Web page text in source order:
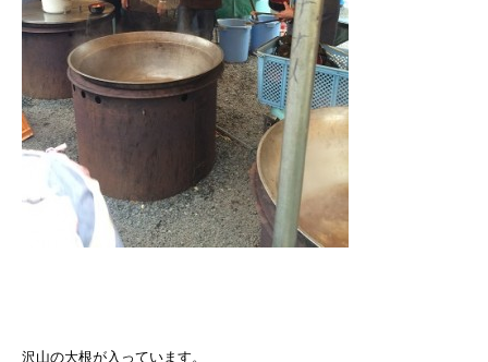
沢山の大根が入っています。